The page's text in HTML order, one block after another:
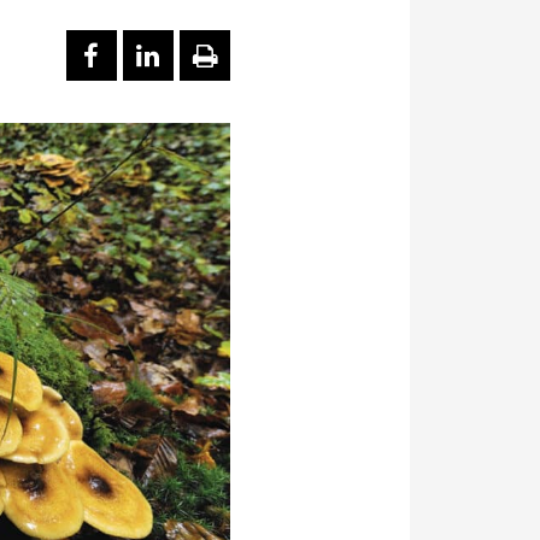
PARTAGER SUR FACEBOOK
PARTAGER SUR
IMPRIMER